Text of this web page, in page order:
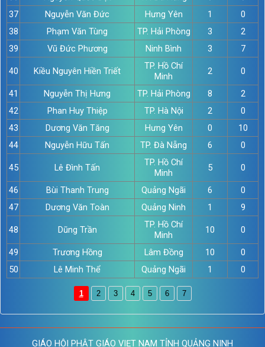
37
Nguyễn Văn Đức Hưng Yên 1
0
38
Phạm Văn Tùng TP. Hải Phòng 3
2
39
Vũ Đức Phương Ninh Bình 3 7
40 Kiều Nguyên Hiền Triết
TP. Hồ Chí
Minh
2 0
41 Nguyễn Thị Hưng TP. Hải Phòng 8
2
42
Phan Huy Thiệp TP. Hà Nội 2
0
43
Dương Văn Tăng Hưng Yên 0
10
44
Nguyễn Hữu Tấn TP. Đà Nẵng 6 0
45 Lê Đình Tấn
TP. Hồ Chí
Minh
5 0
46 Bùi Thanh Trung Quảng Ngãi 6
0
47
Dương Văn Toàn Quảng Ninh 1 9
48 Dũng Trần
TP. Hồ Chí
Minh
10 0
49 Trương Hồng Lâm Đồng 10
0
50
Lê Minh Thể Quảng Ngãi 1 0
1 2 3 4 5 6 7
GIÁO HỘI PHẬT GIÁO VIẸT NAM TỈNH QUẢNG NINH